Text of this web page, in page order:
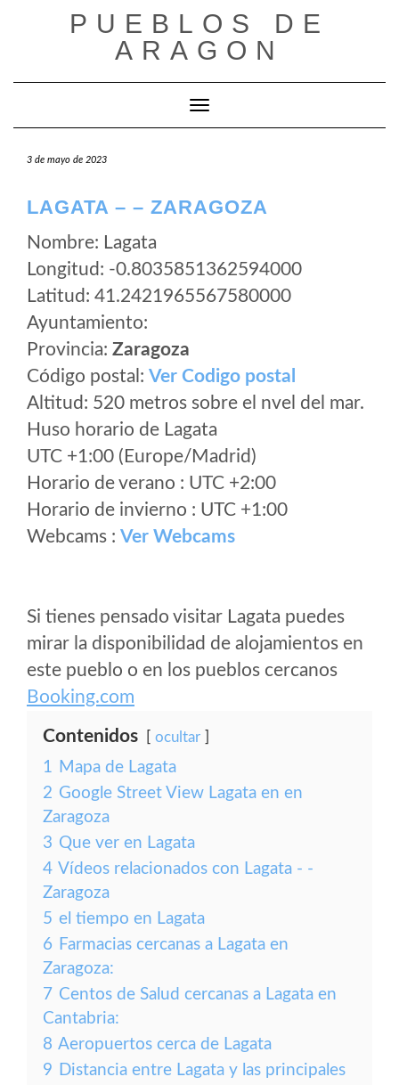
PUEBLOS DE
ARAGON
Cambiar modo de navegación
3 de mayo de 2023
LAGATA – – ZARAGOZA
Nombre: Lagata
Longitud: -0.8035851362594000
Latitud: 41.2421965567580000
Ayuntamiento:
Provincia: Zaragoza
Código postal: Ver Codigo postal
Altitud: 520 metros sobre el nvel del mar.
Huso horario de Lagata
UTC +1:00 (Europe/Madrid)
Horario de verano : UTC +2:00
Horario de invierno : UTC +1:00
Webcams : Ver Webcams
Si tienes pensado visitar Lagata puedes
mirar la disponibilidad de alojamientos en
este pueblo o en los pueblos cercanos
Booking.com
Contenidos ocultar
1 Mapa de Lagata
2 Google Street View Lagata en en
Zaragoza
3 Que ver en Lagata
4 Vídeos relacionados con Lagata - -
Zaragoza
5 el tiempo en Lagata
6 Farmacias cercanas a Lagata en
Zaragoza:
7 Centos de Salud cercanas a Lagata en
Cantabria:
8 Aeropuertos cerca de Lagata
9 Distancia entre Lagata y las principales